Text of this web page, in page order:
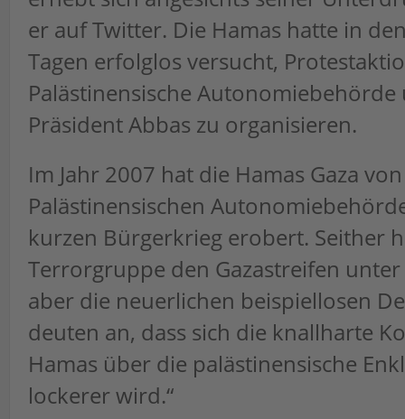
er auf Twitter. Die Hamas hatte in
Tagen erfolglos versucht,
Palästinensische Autonomiebehörde
Präsident Abbas zu organisieren.
Im Jahr 2007 hat die Hamas Gaza
Palästinensischen
kurzen Bürgerkrieg erobert. Seither
Terrorgruppe den Gazastreifen
aber die neuerlichen beispiellosen
deuten an, dass sich die knallharte
Hamas über die palästinensische
lockerer wird.“